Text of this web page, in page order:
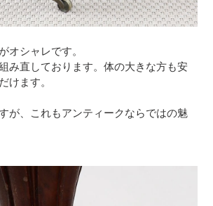
オシャレです。
み直しております。体の大きな方も安
けます。
が、これもアンティークならではの魅